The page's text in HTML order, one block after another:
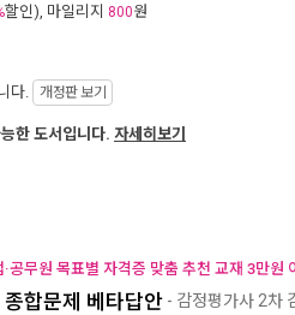
할인), 마일리지 800원
다. 개정판 보기
한 도서입니다. 자세히보기
공무원 목표별 자격증 맞춤 추천 교재 3만원
합문제 베타답안 - 감정평가사 2차